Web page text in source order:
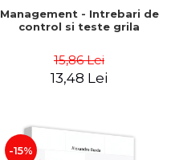
Management - Intrebari de
control si teste grila
15,86 Lei
13,48 Lei
-15%